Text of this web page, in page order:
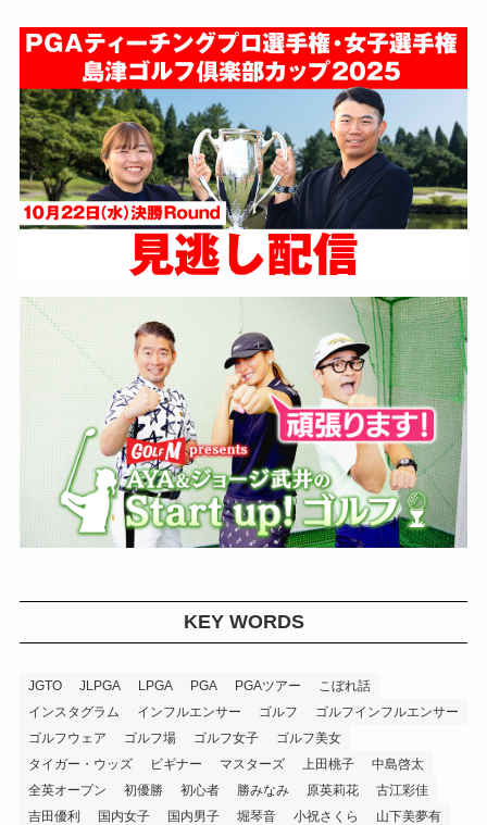
KEY WORDS
JGTO JLPGA LPGA PGA PGAツアー
こぼれ話
インスタグラム
インフルエンサー ゴルフ
ゴルフインフルエンサー
ゴルフウェア
ゴルフ場 ゴルフ女子
ゴルフ美女
タイガー・ウッズ
ビギナー マスターズ 上田桃子
中島啓太
全英オープン
初優勝 初心者 勝みなみ 原英莉花
古江彩佳
吉田優利
国内女子 国内男子 堀琴音 小祝さくら
山下美夢有